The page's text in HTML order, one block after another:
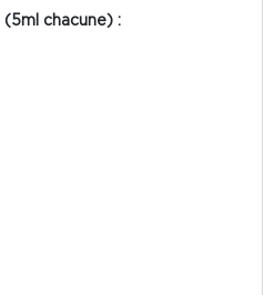
chacune) :